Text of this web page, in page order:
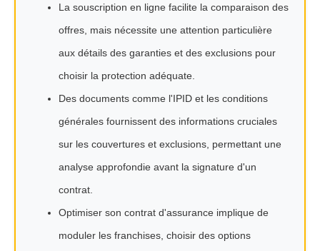
La souscription en ligne facilite la comparaison des
offres, mais nécessite une attention particulière
aux détails des garanties et des exclusions pour
choisir la protection adéquate.
Des documents comme l'IPID et les conditions
générales fournissent des informations cruciales
sur les couvertures et exclusions, permettant une
analyse approfondie avant la signature d'un
contrat.
Optimiser son contrat d'assurance implique de
moduler les franchises, choisir des options